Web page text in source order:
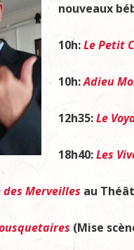
nouveaux
10h:Le Petit
10h:Adieu
12h35:Le
18h40:Les
des Merveilles au
(Mise